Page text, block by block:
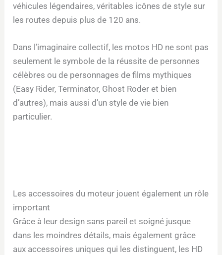
véhicules légendaires, véritables icônes de style sur
les routes depuis plus de 120 ans.
Dans l’imaginaire collectif, les motos HD ne sont pas
seulement le symbole de la réussite de personnes
célèbres ou de personnages de films mythiques
(Easy Rider, Terminator, Ghost Roder et bien
d’autres), mais aussi d’un style de vie bien
particulier.
Les accessoires du moteur jouent également un rôle
important
Grâce à leur design sans pareil et soigné jusque
dans les moindres détails, mais également grâce
aux accessoires uniques qui les distinguent, les HD